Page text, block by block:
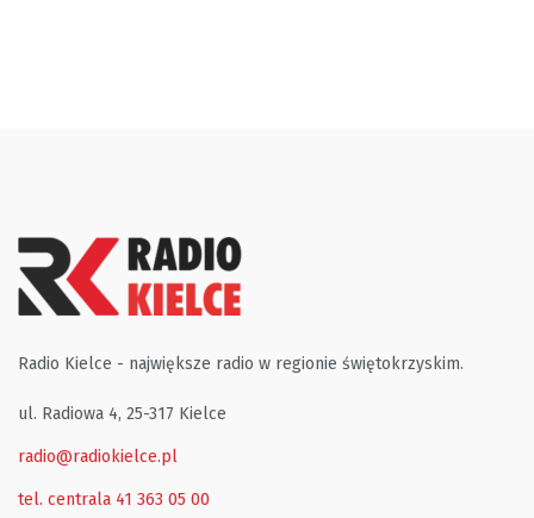
Radio Kielce - największe radio w regionie świętokrzyskim.
ul. Radiowa 4, 25-317 Kielce
radio@radiokielce.pl
tel. centrala 41 363 05 00